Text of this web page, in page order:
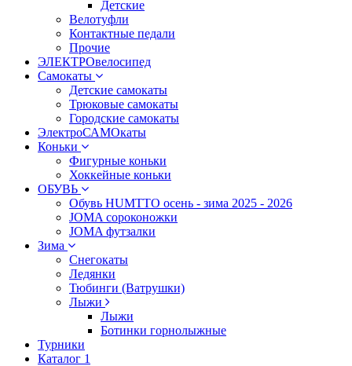
Детские
Велотуфли
Контактные педали
Прочие
ЭЛЕКТРОвелосипед
Самокаты
Детские самокаты
Трюковые самокаты
Городские самокаты
ЭлектроСАМОкаты
Коньки
Фигурные коньки
Хоккейные коньки
ОБУВЬ
Обувь HUMTTO осень - зима 2025 - 2026
JOMA сороконожки
JOMA футзалки
Зима
Снегокаты
Ледянки
Тюбинги (Ватрушки)
Лыжи
Лыжи
Ботинки горнолыжные
Турники
Каталог 1